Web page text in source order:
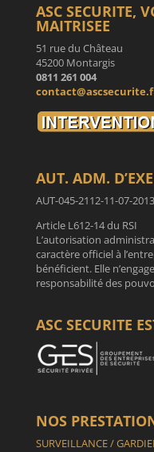
ASC SECURITE,
MAITRISEE
51 rue du Château
45200 Montargis
0811 261 004
AUT. ADM.
AUT-045-2112-11-07-
Article L612-14 du RSI
L’autorisation
caractère officiel à
bénéficient. Elle
responsabilité des
ASC SECURITE
NOS
SURVEILLANCE /